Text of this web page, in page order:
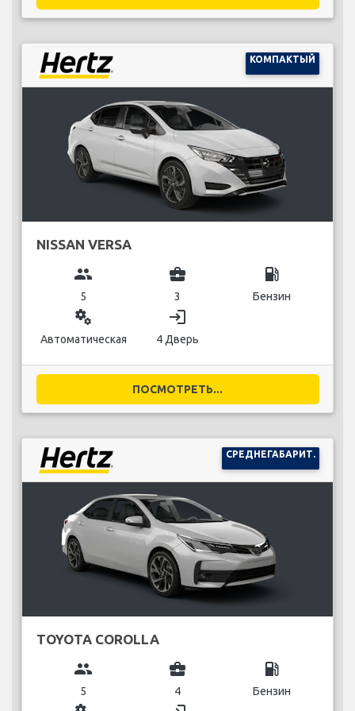
КОМПАКТЫЙ
NISSAN VERSA
group
5
business_center
3
local_gas_station
Бензин
miscellaneous_services
Автоматическая
login
4 Дверь
ПОСМОТРЕТЬ...
СРЕДНЕГАБАРИТ.
TOYOTA COROLLA
group
5
business_center
4
local_gas_station
Бензин